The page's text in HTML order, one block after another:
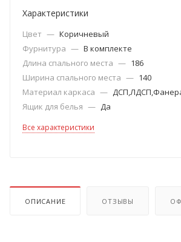
Характеристики
Цвет — Коричневый
Фурнитура — В комплекте
Длина спального места — 186
Ширина спального места — 140
Материал каркаса —
Ящик для белья — Да
Все характеристики
ОПИСАНИЕ ОТЗЫВЫ